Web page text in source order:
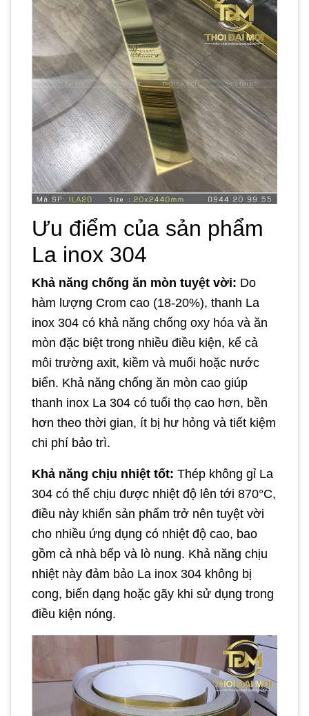
Ưu điểm của sản phẩm
La inox 304
Khả năng chống ăn mòn tuyệt vời: Do
hàm lượng Crom cao (18-20%), thanh La
inox 304 có khả năng chống oxy hóa và ăn
mòn đặc biệt trong nhiều điều kiện, kể cả
môi trường axit, kiềm và muối hoặc nước
biển. Khả năng chống ăn mòn cao giúp
thanh inox La 304 có tuổi thọ cao hơn, bền
hơn theo thời gian, ít bị hư hỏng và tiết kiệm
chi phí bảo trì.
Khả năng chịu nhiệt tốt: Thép không gỉ La
304 có thể chịu được nhiệt độ lên tới 870°C,
điều này khiến sản phẩm trở nên tuyệt vời
cho nhiều ứng dụng có nhiệt độ cao, bao
gồm cả nhà bếp và lò nung. Khả năng chịu
nhiệt này đảm bảo La inox 304 không bị
cong, biến dạng hoặc gãy khi sử dụng trong
điều kiện nóng.